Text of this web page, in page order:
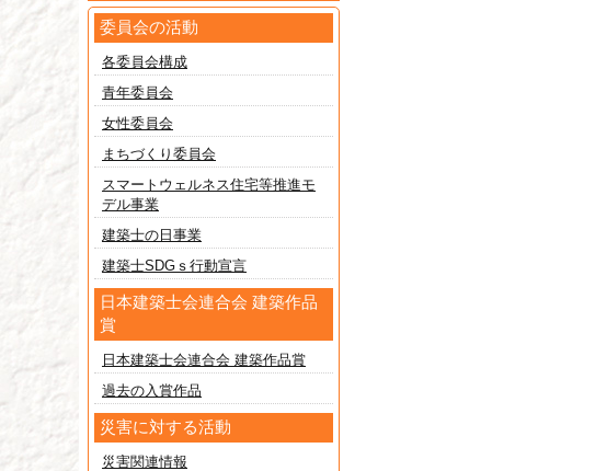
委員会の活動
各委員会構成
青年委員会
女性委員会
まちづくり委員会
スマートウェルネス住宅等推進モ
デル事業
建築士の日事業
建築士SDGｓ行動宣言
日本建築士会連合会 建築作品
賞
日本建築士会連合会 建築作品賞
過去の入賞作品
災害に対する活動
災害関連情報